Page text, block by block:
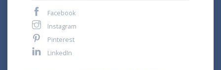
Facebook
Instagram
Pinterest
LinkedIn